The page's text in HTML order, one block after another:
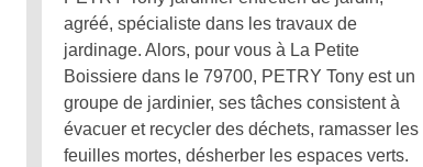
agréé, spécialiste dans les travaux de
jardinage. Alors, pour vous à La Petite
Boissiere dans le 79700, PETRY Tony est un
groupe de jardinier, ses tâches consistent à
évacuer et recycler des déchets, ramasser les
feuilles mortes, désherber les espaces verts.